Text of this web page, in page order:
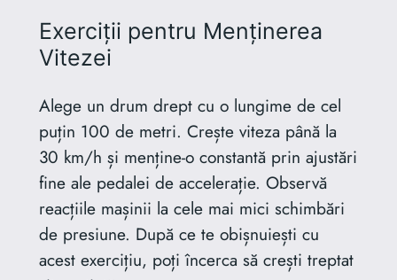
Exerciții pentru Menținerea
Vitezei
Alege un drum drept cu o lungime de cel
puțin 100 de metri. Crește viteza până la
30 km/h și menține-o constantă prin ajustări
fine ale pedalei de accelerație. Observă
reacțiile mașinii la cele mai mici schimbări
de presiune. După ce te obișnuiești cu
acest exercițiu, poți încerca să crești treptat